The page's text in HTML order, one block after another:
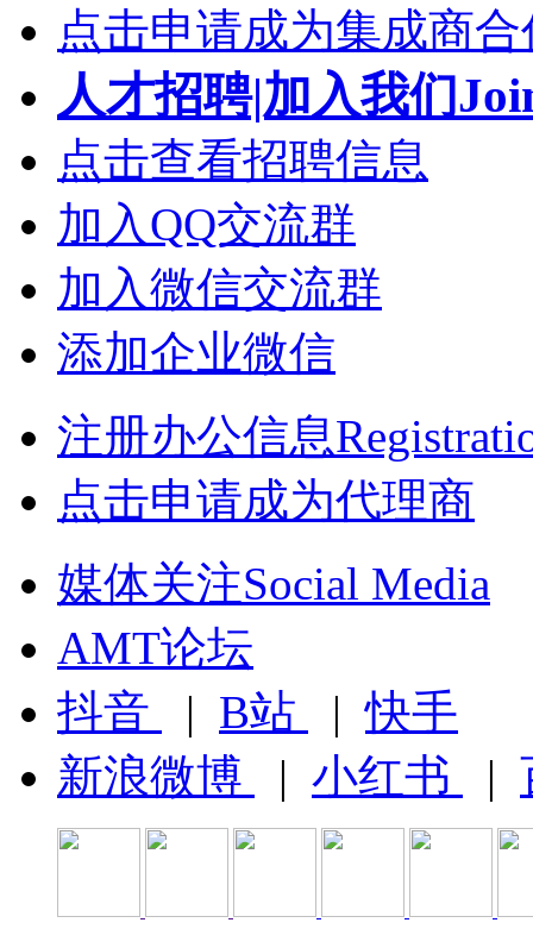
点击申请成为集成商
人才招聘|加入我们
点击查看招聘信息
加入QQ交流群
加入微信交流群
添加企业微信
注册办公信息
点击申请成为代理商
媒体关注Social Media
AMT论坛
抖音
| B站 |快手
新浪微博
| 小红书 |